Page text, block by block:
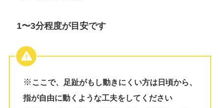
1〜3分程度が目安です
※ ここで、足趾がもし動きにくい方は日頃から、
指が自由に動くような工夫をしてください